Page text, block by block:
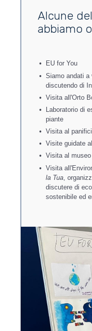
Alcune
abbiamo
EU for You
Siamo andati a
discutendo di
Visita all'Orto
Laboratorio di
piante
Visita al
Visite guidate
Visita al
Visita
la Tua,
discutere di
sostenibile ed